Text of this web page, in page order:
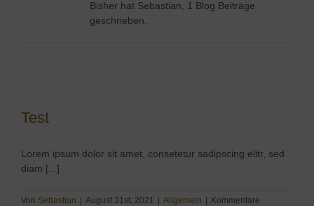
Bisher hat Sebastian, 1 Blog Beiträge
geschrieben.
Test
Lorem ipsum dolor sit amet, consetetur sadipscing elitr, sed
diam [...]
Von Sebastian | August 31st, 2021 | Allgemein | Kommentare